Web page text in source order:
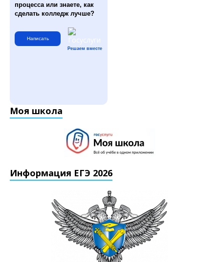
процесса или знаете, как
сделать колледж лучше?
Написать
Решаем вместе
Моя школа
Информация ЕГЭ 2026